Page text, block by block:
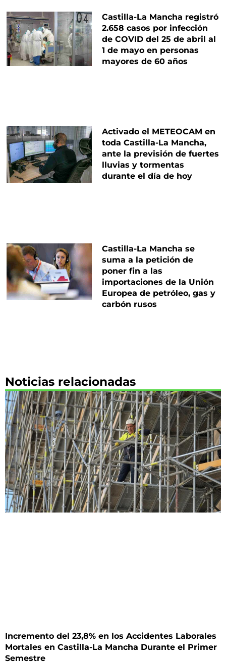
Castilla-La Mancha registró
2.658 casos por infección
de COVID del 25 de abril al
1 de mayo en personas
mayores de 60 años
Activado el METEOCAM en
toda Castilla-La Mancha,
ante la previsión de fuertes
lluvias y tormentas
durante el día de hoy
Castilla-La Mancha se
suma a la petición de
poner fin a las
importaciones de la Unión
Europea de petróleo, gas y
carbón rusos
Noticias relacionadas
Incremento del 23,8% en los Accidentes Laborales
Mortales en Castilla-La Mancha Durante el Primer
Semestre